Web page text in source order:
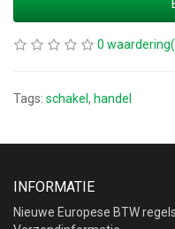
0
Tags: schakel , handel
INFORMATIE
Nieuwe Europese BTW regels